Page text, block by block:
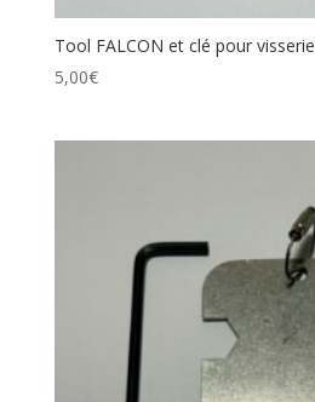
Tool FALCON et clé pour visserie
5,00€